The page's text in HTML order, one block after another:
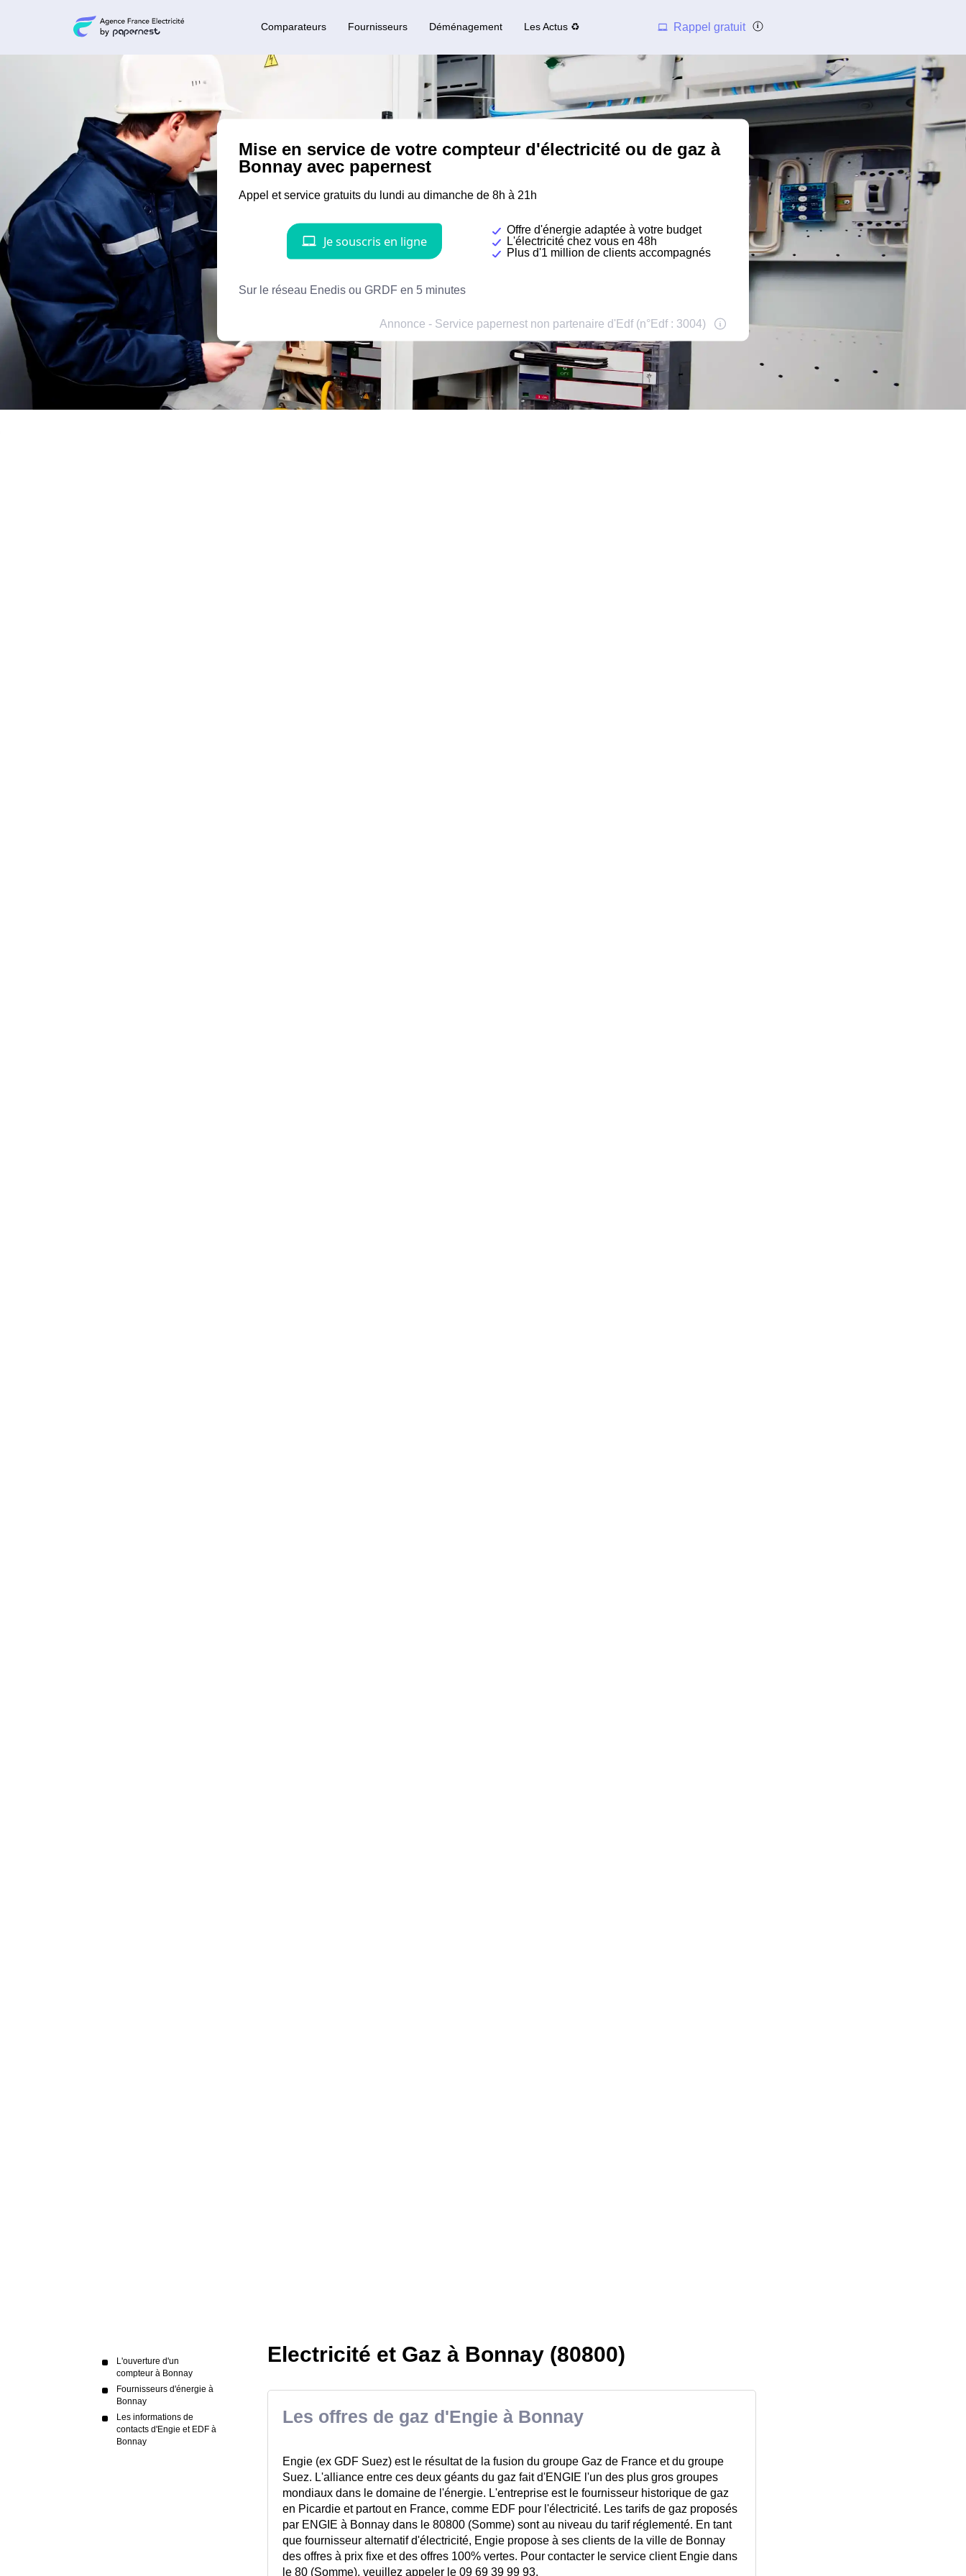
Comparateurs Fournisseurs Déménagement Les Actus ♻️ Rappel gratuit
L'ouverture d'un
compteur à Bonnay
Fournisseurs d'énergie à
Bonnay
Les informations de
contacts d'Engie et EDF à
Bonnay
Electricité et Gaz à Bonnay (80800)
Les offres de gaz d'Engie à Bonnay
Engie (ex GDF Suez) est le résultat de la fusion du groupe Gaz de France et du groupe
Suez. L'alliance entre ces deux géants du gaz fait d'ENGIE l'un des plus gros groupes
mondiaux dans le domaine de l'énergie. L'entreprise est le fournisseur historique de gaz
en Picardie et partout en France, comme EDF pour l'électricité. Les tarifs de gaz proposés
par ENGIE à Bonnay dans le 80800 (Somme) sont au niveau du tarif réglementé. En tant
que fournisseur alternatif d'électricité, Engie propose à ses clients de la ville de Bonnay
des offres à prix fixe et des offres 100% vertes. Pour contacter le service client Engie dans
le 80 (Somme), veuillez appeler le 09 69 39 99 93.